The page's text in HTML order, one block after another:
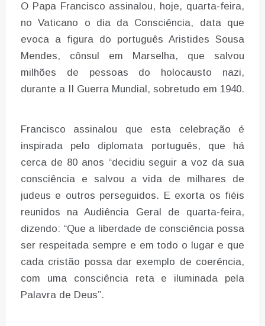
O Papa Francisco assinalou, hoje, quarta-feira,
no Vaticano o dia da Consciência, data que
evoca a figura do português Aristides Sousa
Mendes, cônsul em Marselha, que salvou
milhões de pessoas do holocausto nazi,
durante a II Guerra Mundial, sobretudo em 1940.
Francisco assinalou que esta celebração é
inspirada pelo diplomata português, que há
cerca de 80 anos “decidiu seguir a voz da sua
consciência e salvou a vida de milhares de
judeus e outros perseguidos. E exorta os fiéis
reunidos na Audiência Geral de quarta-feira,
dizendo: “Que a liberdade de consciência possa
ser respeitada sempre e em todo o lugar e que
cada cristão possa dar exemplo de coerência,
com uma consciência reta e iluminada pela
Palavra de Deus”.